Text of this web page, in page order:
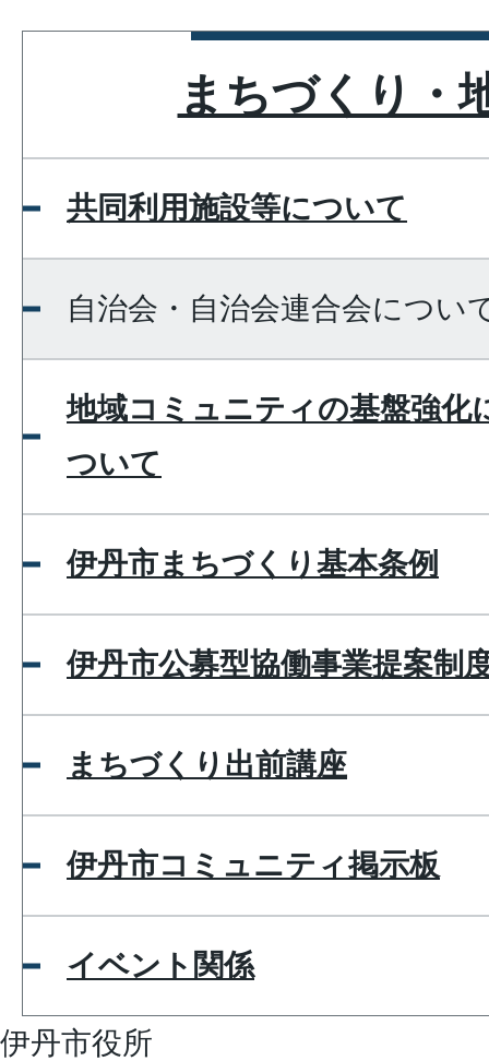
まちづくり・
共同利用施設等について
自治会・自治会連合会につい
地域コミュニティの基盤強化
ついて
伊丹市まちづくり基本条例
伊丹市公募型協働事業提案制
まちづくり出前講座
伊丹市コミュニティ掲示板
イベント関係
伊丹市役所